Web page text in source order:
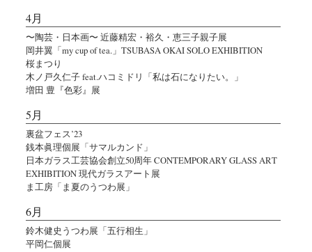
4月
〜陶芸・日本画〜 近藤精宏・裕久・恵三子親子展
岡井翼「my cup of tea.」TSUBASA OKAI SOLO EXHIBITION
桜まつり
木ノ戸久仁子 feat.ハコミドリ「私は石になりたい。」
増田 豊『色彩』展
5月
裏盆フェス’23
銭本眞理個展「サマルカンド」
日本ガラス工芸協会創立50周年 CONTEMPORARY GLASS ART
EXHIBITION 現代ガラスアート展
ま工房「ま夏のうつわ展」
6月
鈴木健史うつわ展「五行相生」
平岡仁個展